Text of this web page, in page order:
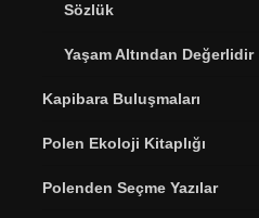
Sözlük
Yaşam Altından Değerlidir
Kapibara Buluşmaları
Polen Ekoloji Kitaplığı
Polenden Seçme Yazılar